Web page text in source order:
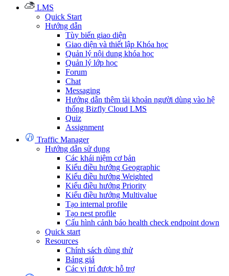
LMS
Quick Start
Hướng dẫn
Tùy biến giao diện
Giao diện và thiết lập Khóa học
Quản lý nội dung khóa học
Quản lý lớp học
Forum
Chat
Messaging
Hướng dẫn thêm tài khoản người dùng vào hệ
thống Bizfly Cloud LMS
Quiz
Assignment
Traffic Manager
Hướng dẫn sử dụng
Các khái niệm cơ bản
Kiểu điều hướng Geographic
Kiểu điều hướng Weighted
Kiểu điều hướng Priority
Kiểu điều hướng Multivalue
Tạo internal profile
Tạo nest profile
Cấu hình cảnh báo health check endpoint down
Quick start
Resources
Chính sách dùng thử
Bảng giá
Các vị trí được hỗ trợ